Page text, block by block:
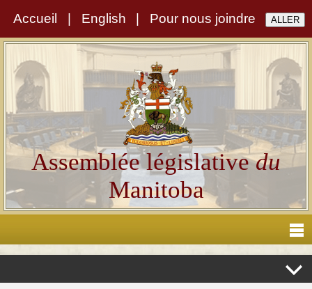
Accueil English Pour nous joindre
Assemblée législativedu
Manitoba